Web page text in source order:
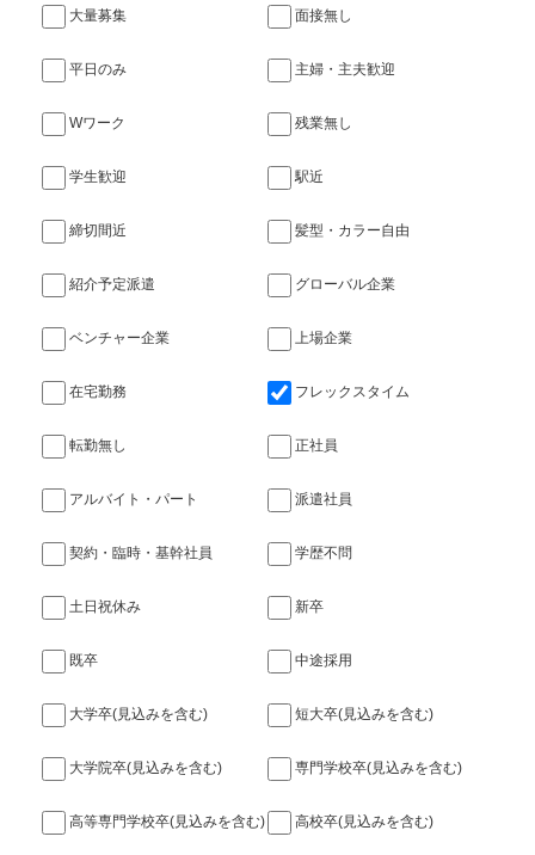
大量募集 面接無し
平日のみ 主婦・主夫歓迎
Wワーク 残業無し
学生歓迎 駅近
締切間近 髪型・カラー自由
紹介予定派遣 グローバル企業
ベンチャー企業 上場企業
在宅勤務 フレックスタイム
転勤無し 正社員
アルバイト・パート 派遣社員
契約・臨時・基幹社員 学歴不問
土日祝休み 新卒
既卒 中途採用
大学卒(見込みを含む) 短大卒(見込みを含む)
大学院卒(見込みを含む) 専門学校卒(見込みを含む)
高等専門学校卒(見込みを含む) 高校卒(見込みを含む)